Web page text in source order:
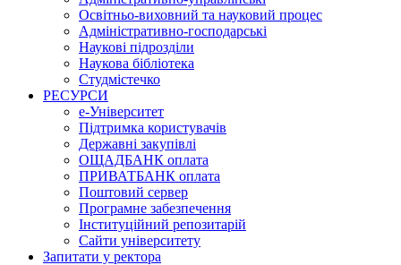
Освітньо-виховний та науковий процес
Адміністративно-господарські
Наукові підрозділи
Наукова бібліотека
Студмістечко
РЕСУРСИ
е-Університет
Підтримка користувачів
Державні закупівлі
ОЩАДБАНК оплата
ПРИВАТБАНК оплата
Поштовий сервер
Програмне забезпечення
Інституційний репозитарій
Сайти університету
Запитати у ректора